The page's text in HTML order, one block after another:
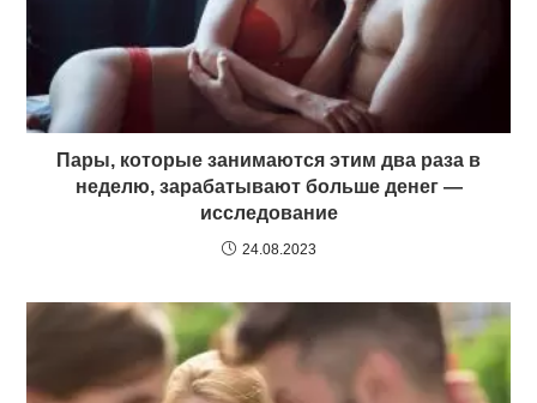
Пары, которые занимаются этим два раза в
неделю, зарабатывают больше денег —
исследование
24.08.2023